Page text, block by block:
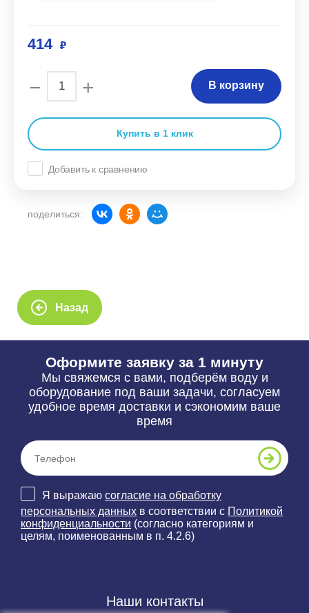
414
− + В корзину
Купить в 1 клик
Добавить к сравнению
поделиться:
Назад
Оформите заявку за 1 минуту
Мы свяжемся с вами, подберём воду и
оборудование под ваши задачи, согласуем
удобное время доставки и сэкономим ваше
время
Я выражаю согласие на обработку
персональных данных в соответствии с Политикой
конфиденциальности (согласно категориям и
целям, поименованным в п. 4.2.6)
Наши контакты